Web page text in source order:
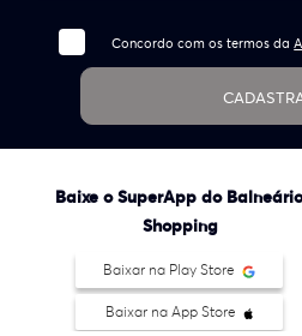
Concordo com os termos da
Baixe o SuperApp do
Shopping
Baixar na Play Store
Baixar na App Store